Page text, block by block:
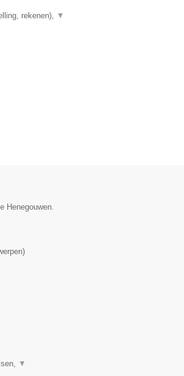
rekenen), ▼
Henegouwen.
)
▼